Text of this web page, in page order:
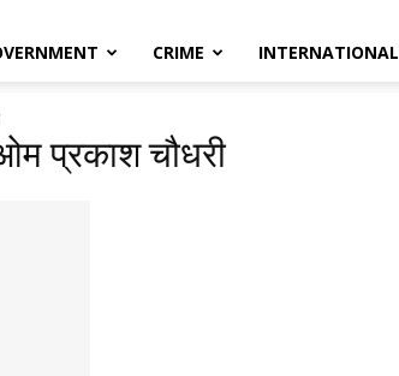
CRIME INTERNATIONAL
प्रकाश चौधरी